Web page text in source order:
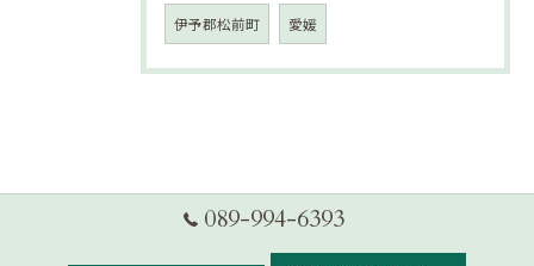
伊予郡松前町 愛媛
089-994-6393